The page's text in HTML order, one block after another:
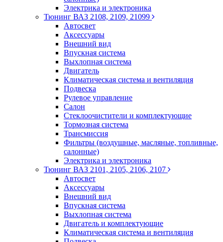
Электрика и электроника
Тюнинг ВАЗ 2108, 2109, 21099
Автосвет
Аксессуары
Внешний вид
Впускная система
Выхлопная система
Двигатель
Климатическая система и вентиляция
Подвеска
Рулевое управление
Салон
Стеклоочистители и комплектующие
Тормозная система
Трансмиссия
Фильтры (воздушные, масляные, топливные,
салонные)
Электрика и электроника
Тюнинг ВАЗ 2101, 2105, 2106, 2107
Автосвет
Аксессуары
Внешний вид
Впускная система
Выхлопная система
Двигатель и комплектующие
Климатическая система и вентиляция